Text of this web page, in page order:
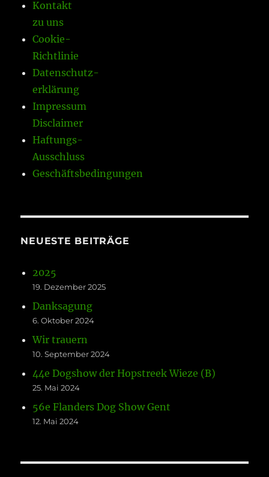
Kontakt
zu uns
Cookie-
Richtlinie
Datenschutz-
erklärung
Impressum
Disclaimer
Haftungs-
Ausschluss
Geschäftsbedingungen
NEUESTE BEITRÄGE
2025
19. Dezember 2025
Danksagung
6. Oktober 2024
Wir trauern
10. September 2024
44e Dogshow der Hopstreek Wieze (B)
25. Mai 2024
56e Flanders Dog Show Gent
12. Mai 2024